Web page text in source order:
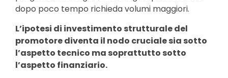
dopo poco tempo richieda volumi maggiori.
L’ipotesi di investimento strutturale del
promotore diventa il nodo cruciale sia sotto
l’aspetto tecnico ma soprattutto sotto
l’aspetto finanziario.